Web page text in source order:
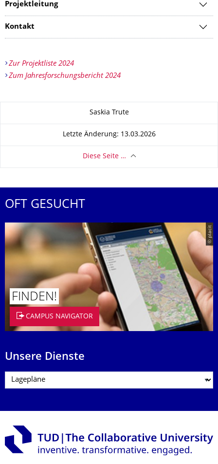
Projektleitung
Kontakt
Zur Projektliste 2024
Zum Jahresforschungsbericht 2024
Saskia Trute
Letzte Änderung: 13.03.2026
Diese Seite …
OFT GESUCHT
© placit
FINDEN!
CAMPUS NAVIGATOR
Unsere Dienste